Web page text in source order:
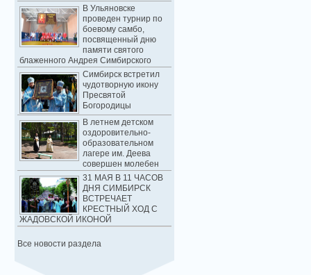
В Ульяновске
проведен турнир по
боевому самбо,
посвященный дню
памяти святого
блаженного Андрея Симбирского
Симбирск встретил
чудотворную икону
Пресвятой
Богородицы
В летнем детском
оздоровительно-
образовательном
лагере им. Деева
совершен молебен
31 МАЯ В 11 ЧАСОВ
ДНЯ СИМБИРСК
ВСТРЕЧАЕТ
КРЕСТНЫЙ ХОД С
ЖАДОВСКОЙ ИКОНОЙ
Все новости раздела